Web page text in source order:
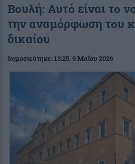
Βουλή: Αυτό είναι το
την αναμόρφωση του
δικαίου
δημοσιεύτηκε:13:25, 9 Μαΐου 2026